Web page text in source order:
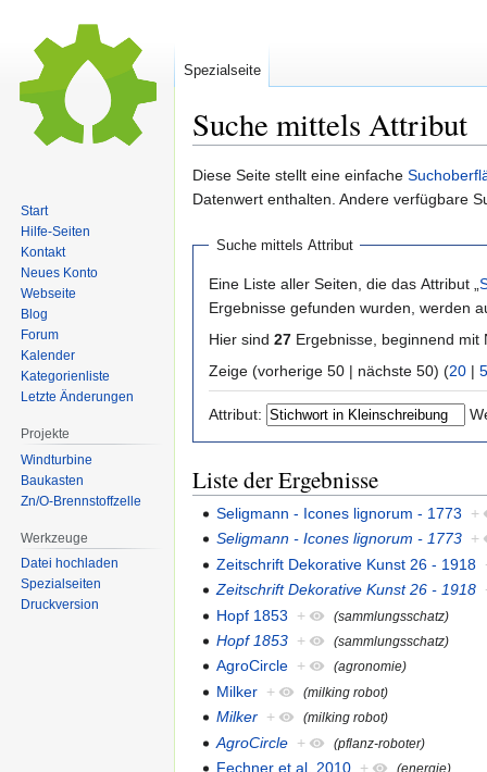
Suche mittels Attribut
Zur
Navigation
Zur
Suche
Diese Seite stellt eine einfache
Datenwert enthalten. Andere verfügbare
Suche mittels Attribut
Eine Liste aller Seiten, die das Attribut „
Ergebnisse gefunden wurden, werden
Hier sind 27 Ergebnisse, beginnend
Zeige (vorherige 50 | nächste 50) (20 |
Attribut:
Liste der Ergebnisse
Seligmann - Icones lignorum - 1773
+
Seligmann - Icones lignorum - 1773 +
Zeitschrift Dekorative Kunst 26 - 1918
Zeitschrift Dekorative Kunst 26 - 1918
Hopf 1853
+ (sammlungsschatz)
Hopf 1853 + (sammlungsschatz)
AgroCircle + (agronomie)
Milker + (milking robot)
Milker + (milking robot)
AgroCircle + (pflanz-roboter)
Fechner et al. 2010 + (energie)
Spezialseite
Start
Hilfe-Seiten
Kontakt
Neues Konto
Webseite
Blog
Forum
Kalender
Kategorienliste
Letzte Änderungen
Projekte
Windturbine
Baukasten
Zn/O-Brennstoffzelle
Werkzeuge
Datei hochladen
Spezialseiten
Druckversion